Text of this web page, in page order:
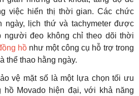
việc hiển thị thời gian. Các chức
ngày, lịch thứ và tachymeter được
người đeo không chỉ theo dõi thời
hồnhư một công cụ hỗ trợ trong
thể thao hằng ngày.
vệ mặt số là một lựa chọn tối ưu
hồ Movado hiện đại, với khả năng